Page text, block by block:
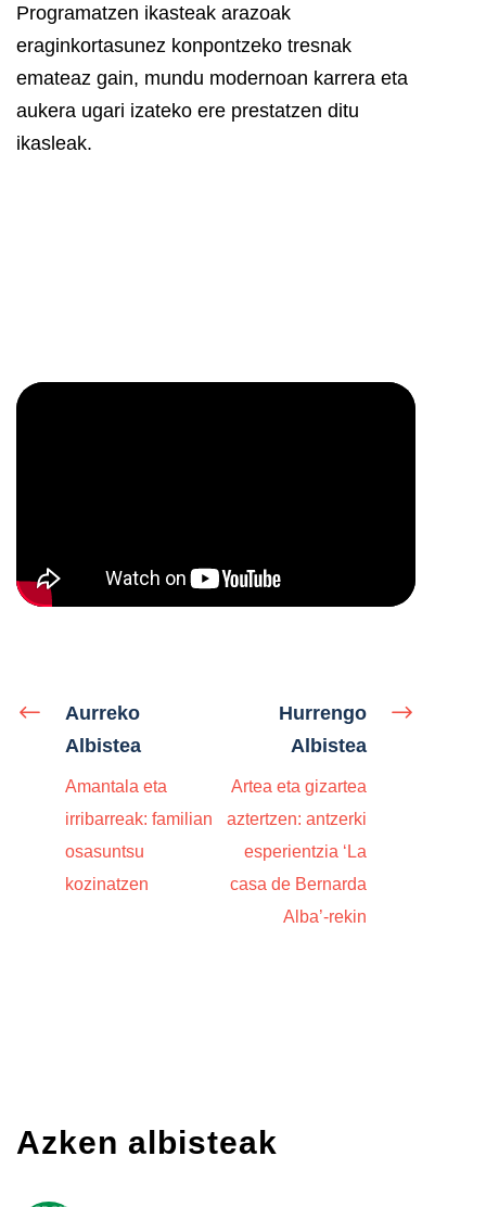
Programatzen ikasteak arazoak
eraginkortasunez konpontzeko tresnak
emateaz gain, mundu modernoan karrera eta
aukera ugari izateko ere prestatzen ditu
ikasleak.
Aurreko
Albistea
Amantala eta
irribarreak: familian
osasuntsu
kozinatzen
Hurrengo
Albistea
Artea eta gizartea
aztertzen: antzerki
esperientzia ‘La
casa de Bernarda
Alba’-rekin
Azken albisteak